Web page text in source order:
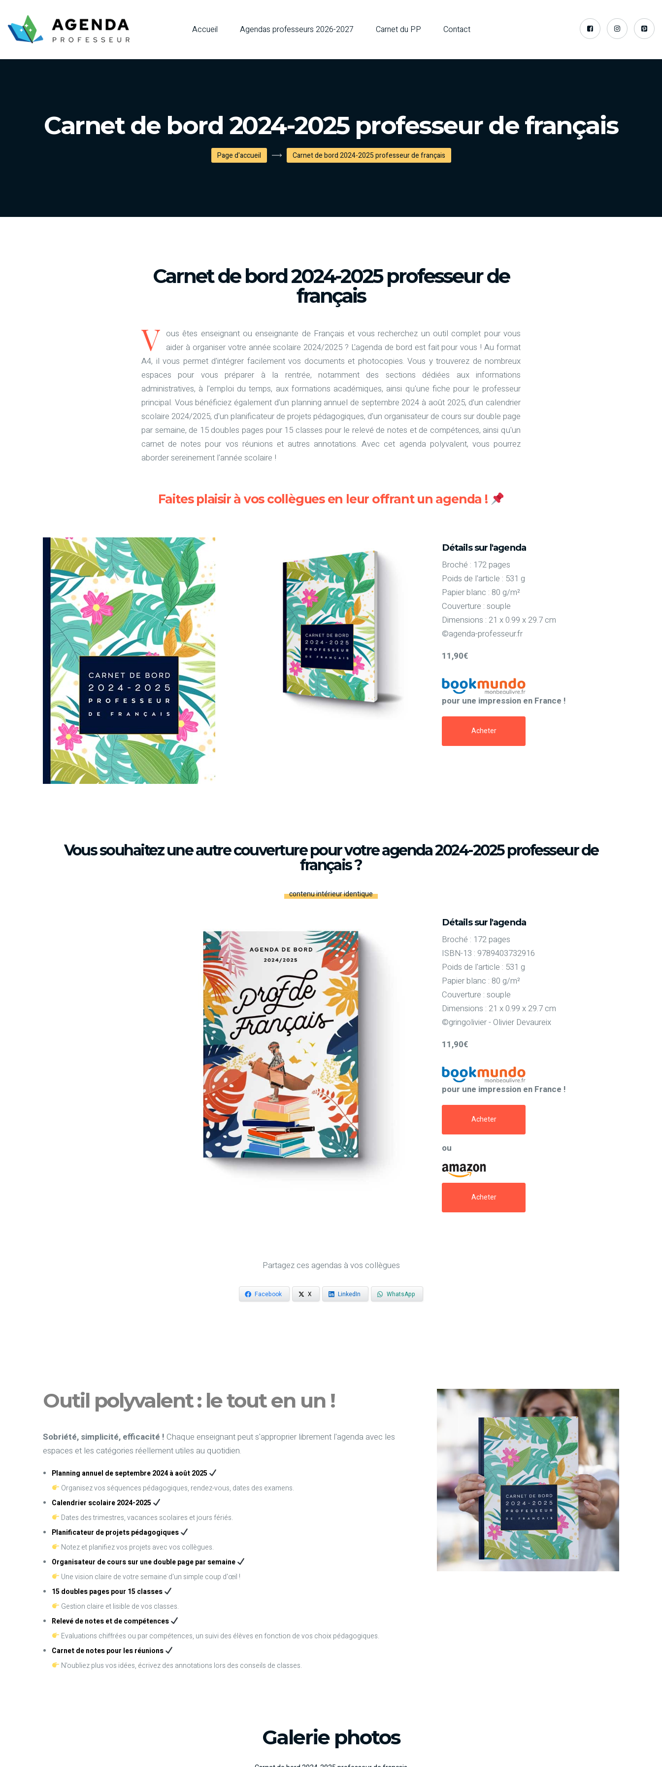
Accueil Agendas professeurs 2026-2027 Carnet du PP Contact
Carnet de bord 2024-2025 professeur de français
Page d'accueil Carnet de bord 2024-2025 professeur de français
Carnet de bord 2024-2025 professeur de
français
V ous êtes enseignant ou enseignante de Français et vous recherchez un outil complet pour vous
aider à organiser votre année scolaire 2024/2025 ? L'agenda de bord est fait pour vous ! Au format
A4, il vous permet d'intégrer facilement vos documents et photocopies. Vous y trouverez de nombreux
espaces pour vous préparer à la rentrée, notamment des sections dédiées aux informations
administratives, à l'emploi du temps, aux formations académiques, ainsi qu'une fiche pour le professeur
principal. Vous bénéficiez également d'un planning annuel de septembre 2024 à août 2025, d'un calendrier
scolaire 2024/2025, d'un planificateur de projets pédagogiques, d'un organisateur de cours sur double page
par semaine, de 15 doubles pages pour 15 classes pour le relevé de notes et de compétences, ainsi qu'un
carnet de notes pour vos réunions et autres annotations. Avec cet agenda polyvalent, vous pourrez
aborder sereinement l'année scolaire !
Faites plaisir à vos collègues en leur offrant un agenda !
Détails sur l'agenda
Broché : 172 pages
Poids de l'article : 531 g
Papier blanc : 80 g/m²
Couverture : souple
Dimensions : 21 x 0.99 x 29.7 cm
©agenda-professeur.fr
11,90€
pour une impression en France !
Acheter
Vous souhaitez une autre couverture pour votre agenda 2024-2025 professeur de
français ?
contenu intérieur identique
Détails sur l'agenda
Broché : 172 pages
ISBN-13 : 9789403732916
Poids de l'article : 531 g
Papier blanc : 80 g/m²
Couverture : souple
Dimensions : 21 x 0.99 x 29.7 cm
©gringolivier - Olivier Devaureix
11,90€
pour une impression en France !
Acheter
ou
Acheter
Partagez ces agendas à vos collègues
Facebook X LinkedIn WhatsApp
Outil polyvalent : le tout en un !
Sobriété, simplicité, efficacité ! Chaque enseignant peut s'approprier librement l'agenda avec les
espaces et les catégories réellement utiles au quotidien.
Planning annuel de septembre 2024 à août 2025
Organisez vos séquences pédagogiques, rendez-vous, dates des examens.
Calendrier scolaire 2024-2025
Dates des trimestres, vacances scolaires et jours fériés.
Planificateur de projets pédagogiques
Notez et planifiez vos projets avec vos collègues.
Organisateur de cours sur une double page par semaine
Une vision claire de votre semaine d'un simple coup d'œil !
15 doubles pages pour 15 classes
Gestion claire et lisible de vos classes.
Relevé de notes et de compétences
Evaluations chiffrées ou par compétences, un suivi des élèves en fonction de vos choix pédagogiques.
Carnet de notes pour les réunions
N'oubliez plus vos idées, écrivez des annotations lors des conseils de classes.
Galerie photos